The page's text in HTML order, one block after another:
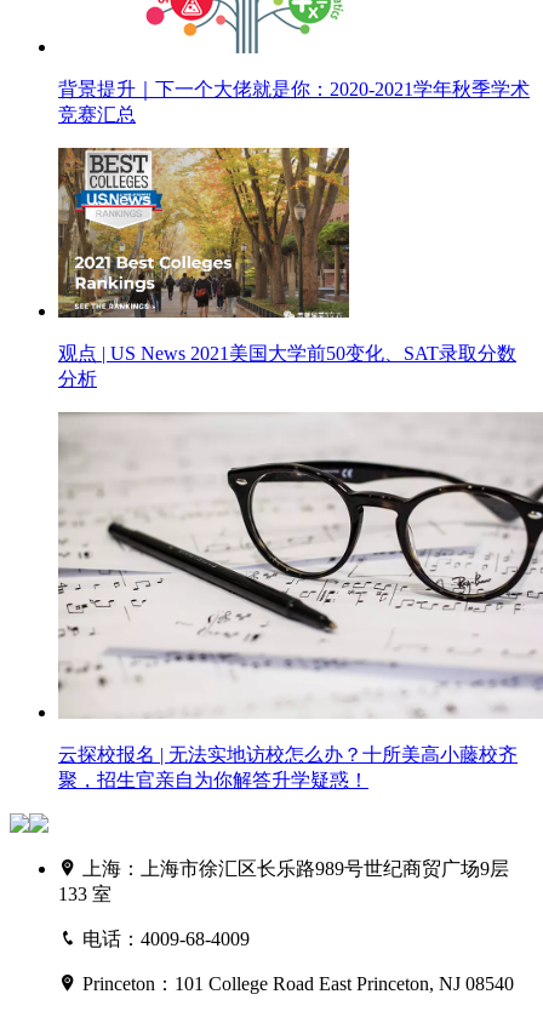
背景提升｜下一个大佬就是你：2020-2021学年秋季学术
竞赛汇总
观点 | US News 2021美国大学前50变化、SAT录取分数
分析
云探校报名 | 无法实地访校怎么办？十所美高小藤校齐
聚，招生官亲自为你解答升学疑惑！
上海：上海市徐汇区长乐路989号世纪商贸广场9层
133 室
电话：4009-68-4009
Princeton：101 College Road East Princeton, NJ 08540